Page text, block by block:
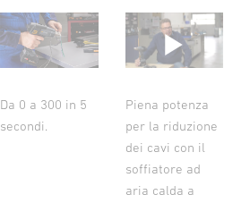
Da 0 a 300 in 5
secondi.
Piena potenza
per la riduzione
dei cavi con il
soffiatore ad
aria calda a